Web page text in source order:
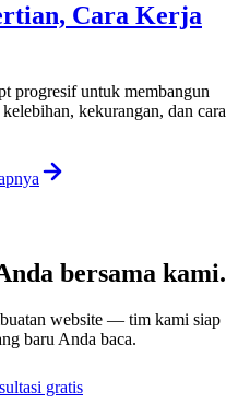
Cara Kerja
progresif untuk membangun
kekurangan, dan cara
bersama kami.
website — tim kami siap
baru Anda baca.
gratis